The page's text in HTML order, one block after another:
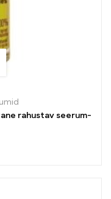
rahustav seerum-